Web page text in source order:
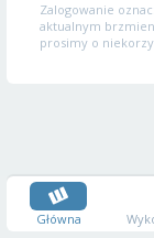
Zalogowanie
aktualnym
prosimy o
Główna